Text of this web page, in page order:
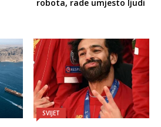
robota, rade umjesto ljudi
SVIJET